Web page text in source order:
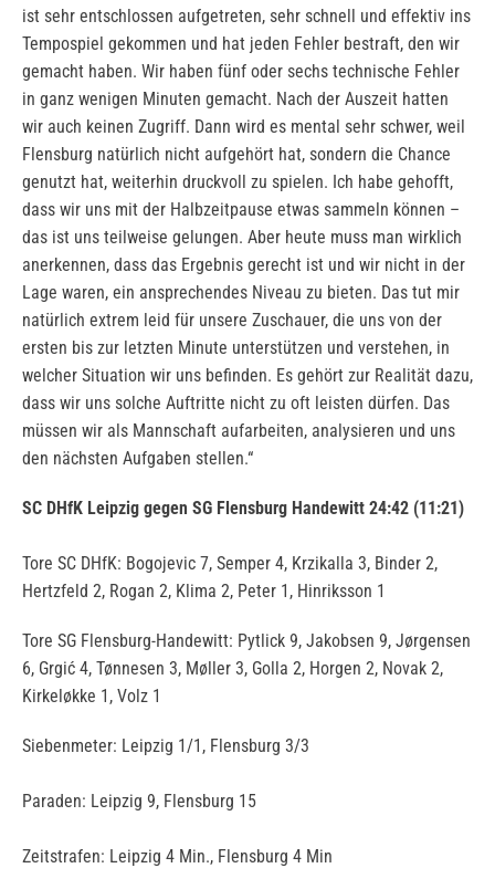
ist sehr entschlossen aufgetreten, sehr schnell und effektiv ins
Tempospiel gekommen und hat jeden Fehler bestraft, den wir
gemacht haben. Wir haben fünf oder sechs technische Fehler
in ganz wenigen Minuten gemacht. Nach der Auszeit hatten
wir auch keinen Zugriff. Dann wird es mental sehr schwer, weil
Flensburg natürlich nicht aufgehört hat, sondern die Chance
genutzt hat, weiterhin druckvoll zu spielen. Ich habe gehofft,
dass wir uns mit der Halbzeitpause etwas sammeln können –
das ist uns teilweise gelungen. Aber heute muss man wirklich
anerkennen, dass das Ergebnis gerecht ist und wir nicht in der
Lage waren, ein ansprechendes Niveau zu bieten. Das tut mir
natürlich extrem leid für unsere Zuschauer, die uns von der
ersten bis zur letzten Minute unterstützen und verstehen, in
welcher Situation wir uns befinden. Es gehört zur Realität dazu,
dass wir uns solche Auftritte nicht zu oft leisten dürfen. Das
müssen wir als Mannschaft aufarbeiten, analysieren und uns
den nächsten Aufgaben stellen.“
SC DHfK Leipzig gegen SG Flensburg Handewitt 24:42 (11:21)
Tore SC DHfK: Bogojevic 7, Semper 4, Krzikalla 3, Binder 2,
Hertzfeld 2, Rogan 2, Klima 2, Peter 1, Hinriksson 1
Tore SG Flensburg-Handewitt: Pytlick 9, Jakobsen 9, Jørgensen
6, Grgić 4, Tønnesen 3, Møller 3, Golla 2, Horgen 2, Novak 2,
Kirkeløkke 1, Volz 1
Siebenmeter: Leipzig 1/1, Flensburg 3/3
Paraden: Leipzig 9, Flensburg 15
Zeitstrafen: Leipzig 4 Min., Flensburg 4 Min